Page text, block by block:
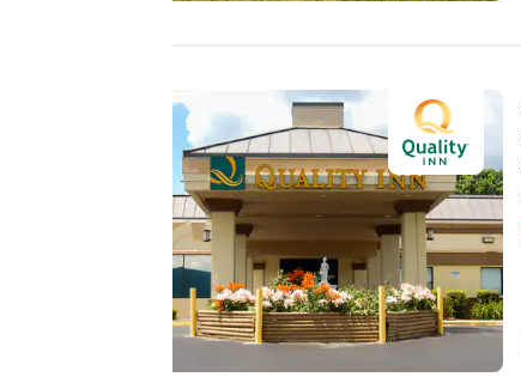
Performance-
Verbesserung und um
personalisiertes Web-
Erlebnis zu bieten,
indem Werbung gemäß
Ihrer Vorlieben gesendet
wird. So können wir uns
an Ihre Angaben